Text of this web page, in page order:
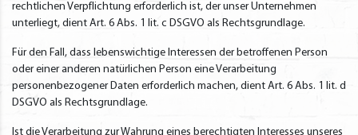
rechtlichen Verpflichtung erforderlich ist, der unser Unternehmen
unterliegt, dient Art. 6 Abs. 1 lit. c DSGVO als Rechtsgrundlage.
Für den Fall, dass lebenswichtige Interessen der betroffenen Person
oder einer anderen natürlichen Person eine Verarbeitung
personenbezogener Daten erforderlich machen, dient Art. 6 Abs. 1 lit. d
DSGVO als Rechtsgrundlage.
Ist die Verarbeitung zur Wahrung eines berechtigten Interesses unseres